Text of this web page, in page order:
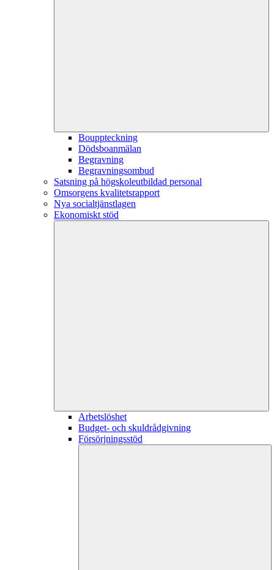
Bouppteckning
Dödsboanmälan
Begravning
Begravningsombud
Satsning på högskoleutbildad personal
Omsorgens kvalitetsrapport
Nya socialtjänstlagen
Ekonomiskt stöd
Arbetslöshet
Budget- och skuldrådgivning
Försörjningsstöd